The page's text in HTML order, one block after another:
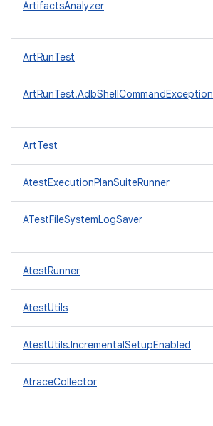
ArtifactsAnalyzer
ArtRunTest
ArtRunTest.AdbShellCommandException
ArtTest
AtestExecutionPlanSuiteRunner
ATestFileSystemLogSaver
AtestRunner
AtestUtils
AtestUtils.IncrementalSetupEnabled
AtraceCollector